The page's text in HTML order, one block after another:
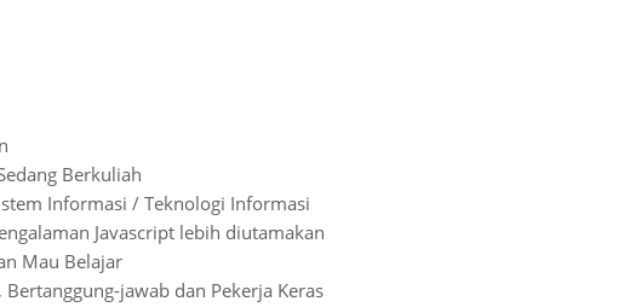
Berkuliah
Informasi / Teknologi Informasi
Javascript lebih diutamakan
Mau Belajar
Bertanggung-jawab dan Pekerja Keras